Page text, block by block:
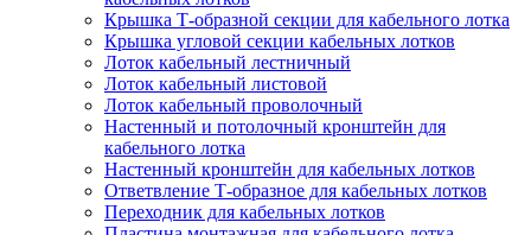
Крышка Т-образной секции для кабельного лотка
Крышка угловой секции кабельных лотков
Лоток кабельный лестничный
Лоток кабельный листовой
Лоток кабельный проволочный
Настенный и потолочный кронштейн для
кабельного лотка
Настенный кронштейн для кабельных лотков
Ответвление Т-образное для кабельных лотков
Переходник для кабельных лотков